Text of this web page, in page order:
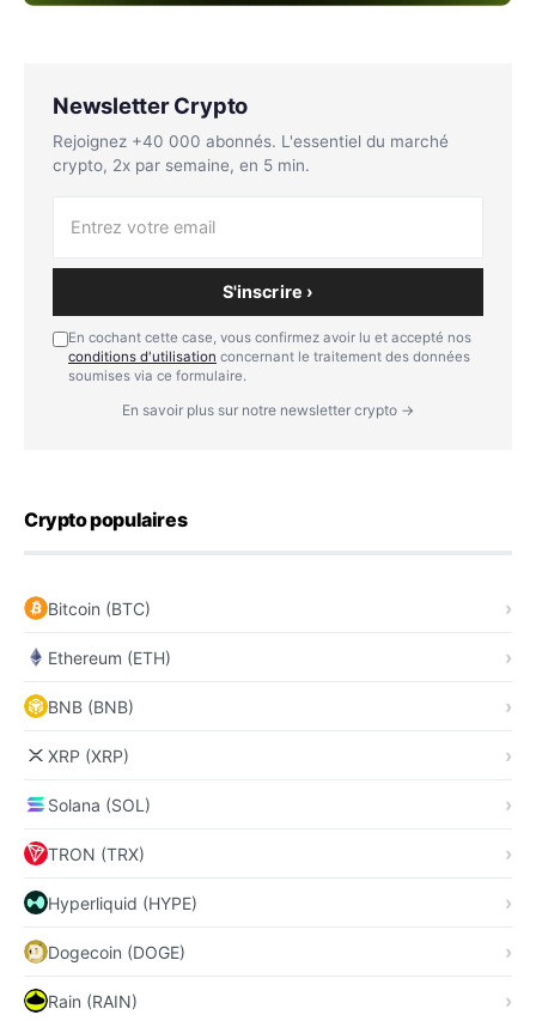
Newsletter Crypto
Rejoignez +40 000 abonnés. L'essentiel du marché
crypto, 2x par semaine, en 5 min.
S'inscrire ›
En cochant cette case, vous confirmez avoir lu et accepté nos
conditions d'utilisation concernant le traitement des données
soumises via ce formulaire.
En savoir plus sur notre newsletter crypto →
Crypto populaires
Bitcoin (BTC)
Ethereum (ETH)
BNB (BNB)
XRP (XRP)
Solana (SOL)
TRON (TRX)
Hyperliquid (HYPE)
Dogecoin (DOGE)
Rain (RAIN)